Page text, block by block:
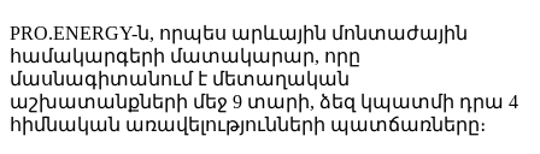
PRO.ENERGY-ն, որպես արևային մոնտաժային
համակարգերի մատակարար, որը
մասնագիտանում է մետաղական
աշխատանքների մեջ 9 տարի, ձեզ կպատմի դրա 4
հիմնական առավելությունների պատճառները։